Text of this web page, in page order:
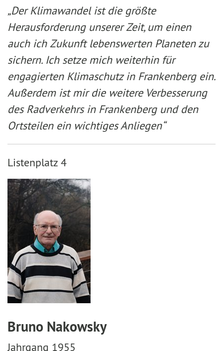
„Der Klimawandel ist die größte
Herausforderung unserer Zeit, um einen
auch ich Zukunft lebenswerten Planeten zu
sichern. Ich setze mich weiterhin für
engagierten Klimaschutz in Frankenberg ein.
Außerdem ist mir die weitere Verbesserung
des Radverkehrs in Frankenberg und den
Ortsteilen ein wichtiges Anliegen“
Listenplatz 4
Bruno Nakowsky
Jahrgang 1955